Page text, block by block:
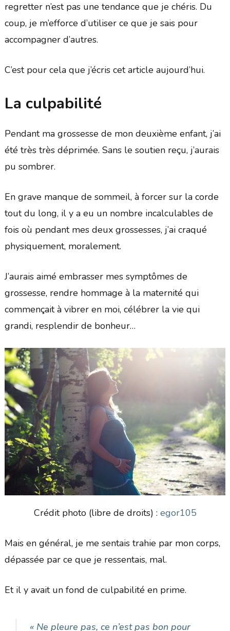
regretter n’est pas une tendance que je chéris. Du
coup, je m’efforce d’utiliser ce que je sais pour
accompagner d’autres.
C’est pour cela que j’écris cet article aujourd’hui.
La culpabilité
Pendant ma grossesse de mon deuxième enfant, j’ai
été très très déprimée. Sans le soutien reçu, j’aurais
pu sombrer.
En grave manque de sommeil, à forcer sur la corde
tout du long, il y a eu un nombre incalculables de
fois où pendant mes deux grossesses, j’ai craqué
physiquement, moralement.
J’aurais aimé embrasser mes symptômes de
grossesse, rendre hommage à la maternité qui
commençait à vibrer en moi, célébrer la vie qui
grandi, resplendir de bonheur…
Crédit photo (libre de droits) : egor105
Mais en général, je me sentais trahie par mon corps,
dépassée par ce que je ressentais, mal.
Et il y avait un fond de culpabilité en prime.
« Ne pleure pas, ce n’est pas bon pour